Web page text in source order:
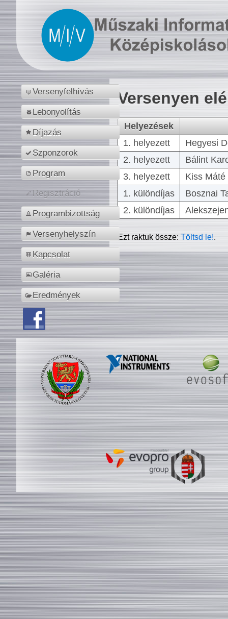
Versenyfelhívás
Lebonyolítás
Díjazás
Szponzorok
Program
Regisztráció
Programbizottság
Versenyhelyszín
Kapcsolat
Galéria
Eredmények
Versenyen
Helyezések
1. helyezett
Hegyesi
2. helyezett
Bálint
3. helyezett
Kiss
1. különdíjas
Bosznai
2. különdíjas
Ezt raktuk össze:Töltsd le!.